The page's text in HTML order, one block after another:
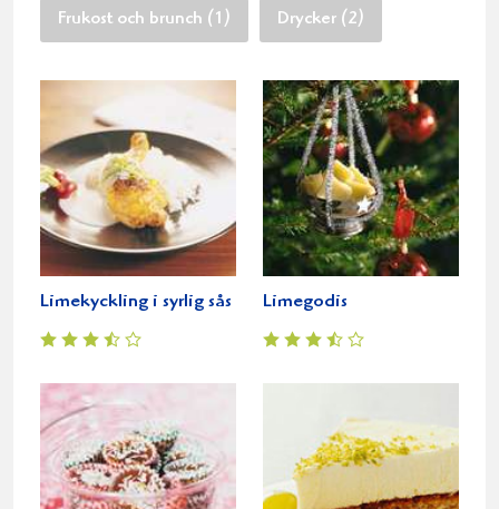
Frukost och brunch (1) Drycker (2)
Limekyckling i syrlig sås Limegodis